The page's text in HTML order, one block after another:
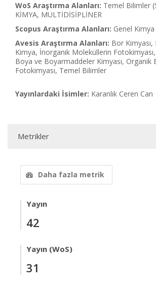
WoS Araştırma Alanları: Temel Bilimler
KİMYA, MULTİDİSİPLİNER
Scopus Araştırma Alanları: Genel Kimya
Avesis Araştırma Alanları: Bor
Kimya, İnorganik Moleküllerin
Boya ve Boyarmaddeler Kimyası, Organik
Fotokimyası, Temel Bilimler
Yayınlardaki İsimler: Karanlık Ceren Can
Metrikler
Daha fazla metrik
Yayın
42
Yayın (WoS)
31